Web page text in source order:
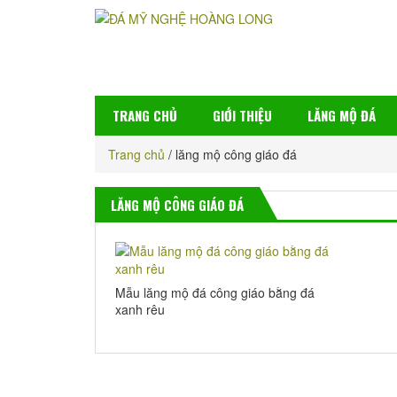
TRANG CHỦ GIỚI THIỆU LĂNG MỘ ĐÁ
Trang chủ / lăng mộ công giáo đá
LĂNG MỘ CÔNG GIÁO ĐÁ
Mẫu lăng mộ đá công giáo bằng đá
xanh rêu